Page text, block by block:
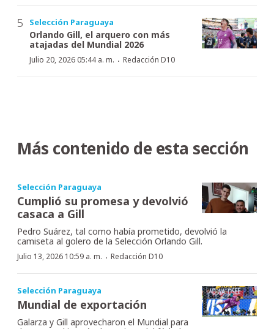
Selección Paraguaya
Orlando Gill, el arquero con más
atajadas del Mundial 2026
Julio 20, 2026 05:44 a. m. · Redacción D10
Más contenido de esta sección
Selección Paraguaya
Cumplió su promesa y devolvió
casaca a Gill
Pedro Suárez, tal como había prometido, devolvió la
camiseta al golero de la Selección Orlando Gill.
Julio 13, 2026 10:59 a. m. · Redacción D10
Selección Paraguaya
Mundial de exportación
Galarza y Gill aprovecharon el Mundial para